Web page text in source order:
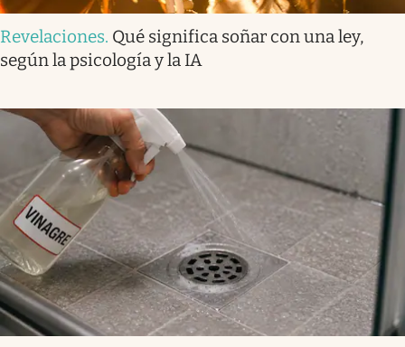
Revelaciones. Qué significa soñar con una ley,
según la psicología y la IA